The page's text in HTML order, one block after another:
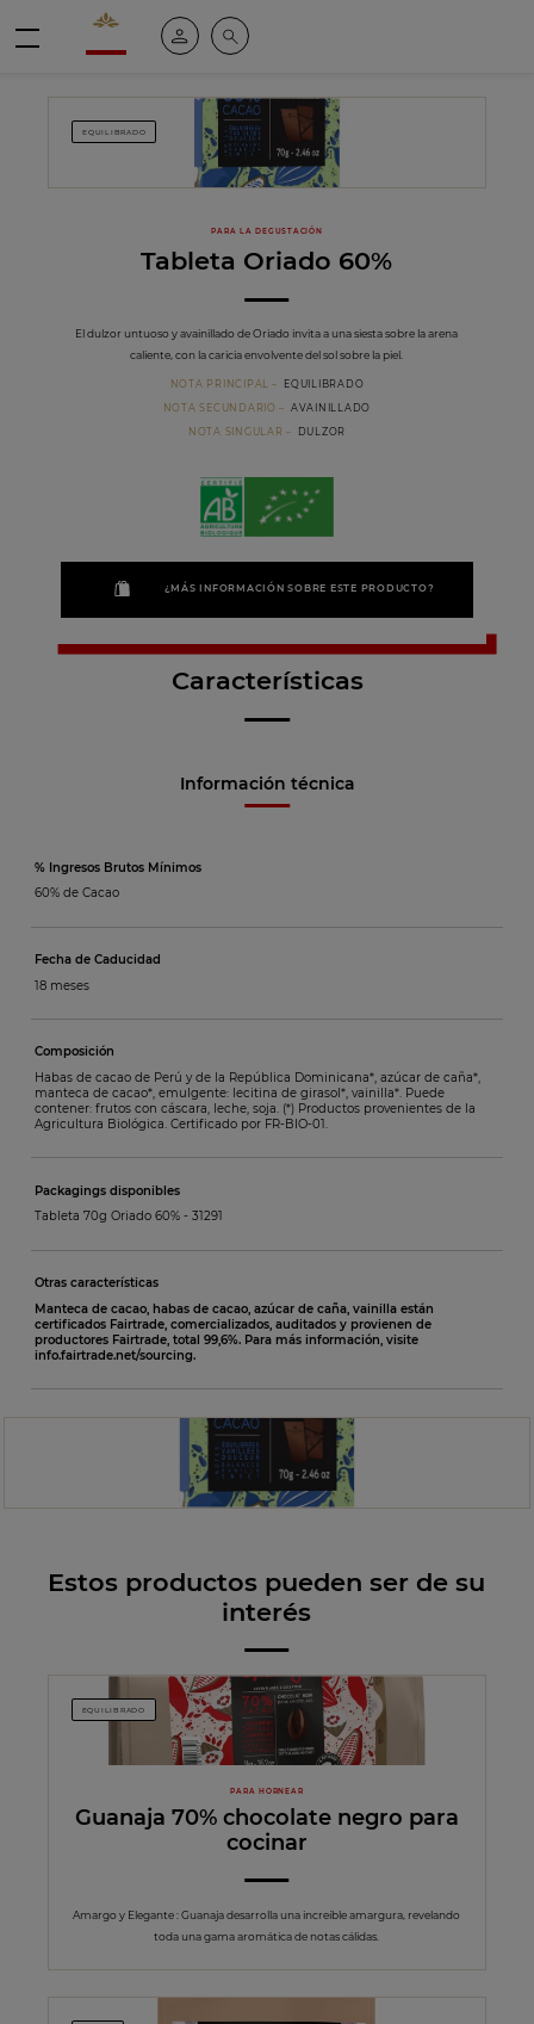
Valrhona - Imaginons le meilleur du chocolat
Mi cuentaBuscar
EQUILIBRADO
PARA LA DEGUSTACIÓN
Tableta Oriado 60%
El dulzor untuoso y avainillado de Oriado invita a una siesta sobre la arena
caliente, con la caricia envolvente del sol sobre la piel.
NOTA PRINCIPAL EQUILIBRADO
NOTA SECUNDARIO AVAINILLADO
NOTA SINGULAR DULZOR
¿MÁS INFORMACIÓN SOBRE ESTE PRODUCTO?
Características
Información técnica
% Ingresos Brutos Mínimos
60% de Cacao
Fecha de Caducidad
18 meses
Composición
Habas de cacao de Perú y de la República Dominicana*, azúcar de caña*,
manteca de cacao*, emulgente: lecitina de girasol*, vainilla*. Puede
contener: frutos con cáscara, leche, soja. (*) Productos provenientes de la
Agricultura Biológica. Certificado por FR-BIO-01.
Packagings disponibles
Tableta 70g Oriado 60% - 31291
Otras características
Manteca de cacao, habas de cacao, azúcar de caña, vainilla están
certificados Fairtrade, comercializados, auditados y provienen de
productores Fairtrade, total 99,6%. Para más información, visite
info.fairtrade.net/sourcing.
Estos productos pueden ser de su
interés
EQUILIBRADO
PARA HORNEAR
Guanaja 70% chocolate negro para
cocinar
Amargo y Elegante : Guanaja desarrolla una increíble amargura, revelando
toda una gama aromática de notas cálidas.